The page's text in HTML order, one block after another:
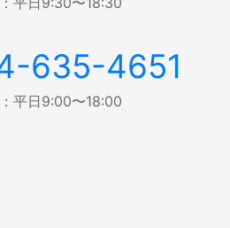
635-4651
平日9:00〜18:00